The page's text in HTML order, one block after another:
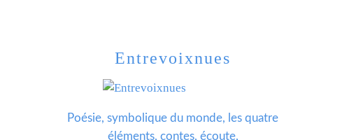
Entrevoixnues
Poésie, symbolique du monde, les quatre
éléments, contes, écoute,